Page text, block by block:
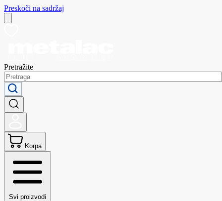
Preskoči na sadržaj
Pretražite
Korpa
Svi proizvodi